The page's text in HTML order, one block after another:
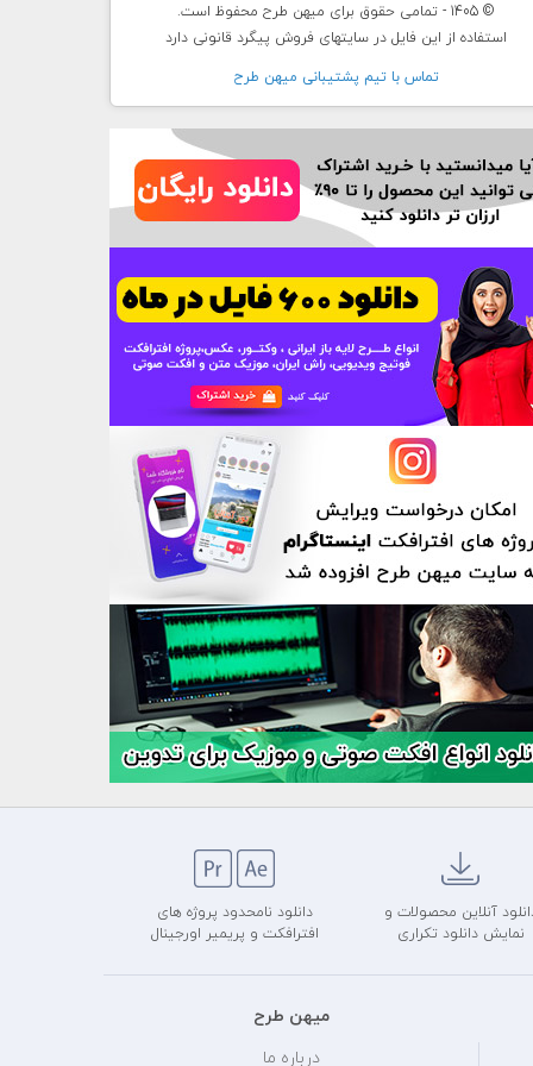
© 1405 - تمامی حقوق برای میهن طرح محفوظ است.
استفاده از این فایل در سایتهای فروش پیگرد قانونی دارد
تماس با تيم پشتيبانی ميهن طرح
آنلاین محصولات و
نمایش دانلود تکراری
دانلود نامحدود پروژه های
افترافکت و پریمیر اورجینال
میهن طرح
درباره ما